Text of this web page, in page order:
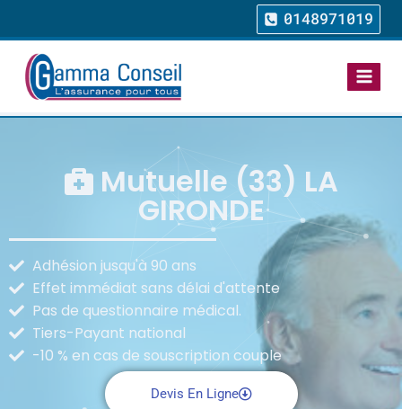
0148971019
Mutuelle (33) LA
GIRONDE
Adhésion jusqu'à 90 ans
Effet immédiat sans délai d'attente
Pas de questionnaire médical.
Tiers-Payant national
-10 % en cas de souscription couple
Devis En Ligne